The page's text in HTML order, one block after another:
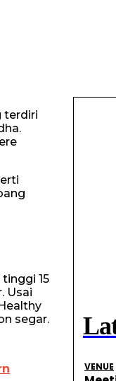
terdiri
15
Usai
segar.
VENUE